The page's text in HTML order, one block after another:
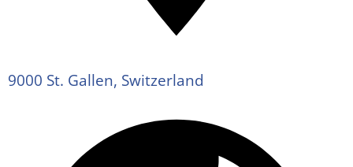
9000 St. Gallen, Switzerland